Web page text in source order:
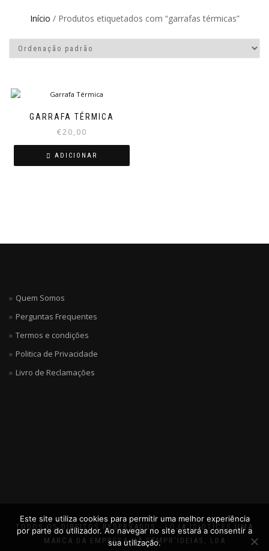
Início / Produtos etiquetados com “garrafas térmicas”
GARRAFA TÉRMICA
€20,00
ADICIONAR
Quem Somos
Perguntas Frequentes
Termos e condições
Politica de Privacidade
Livro de Reclamações
TODOS OS DIREITOS RESERVADOS - LOJA IDIOTICES UMA
MARCA DA EMPRESA HÁ SEMPR'IDEIAS, LDA
Este site utiliza cookies para permitir uma melhor experiência
por parte do utilizador. Ao navegar no site estará a consentir a
sua utilização.